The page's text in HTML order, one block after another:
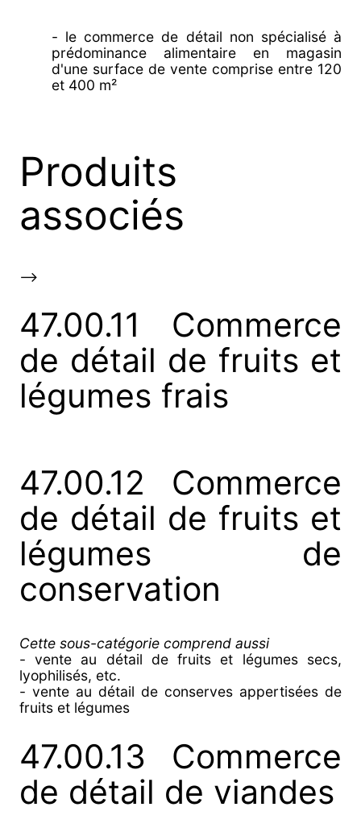
- le commerce de détail non spécialisé à
prédominance alimentaire en magasin
d'une surface de vente comprise entre 120
et 400 m²
Produits
associés
-->
47.00.11 Commerce
de détail de fruits et
légumes frais
47.00.12 Commerce
de détail de fruits et
légumes de
conservation
Cette sous-catégorie comprend aussi
- vente au détail de fruits et légumes secs,
lyophilisés, etc.
- vente au détail de conserves appertisées de
fruits et légumes
47.00.13 Commerce
de détail de viandes